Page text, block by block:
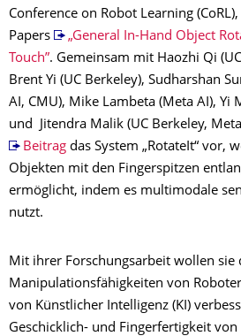
Conference on Robot Learning
Papers
„General In-Hand Object
Touch”. Gemeinsam mit Haozhi Qi
Brent Yi (UC Berkeley), Sudharshan
AI, CMU), Mike Lambeta (Meta AI), Yi
und Jitendra Malik (UC Berkeley,
Beitragdas System „RotateIt“ vor,
Objekten mit den Fingerspitzen
ermöglicht, indem es multimodale
nutzt.
Mit ihrer Forschungsarbeit wollen sie
Manipulationsfähigkeiten von
von Künstlicher Intelligenz (KI)
Geschicklich- und Fingerfertigkeit